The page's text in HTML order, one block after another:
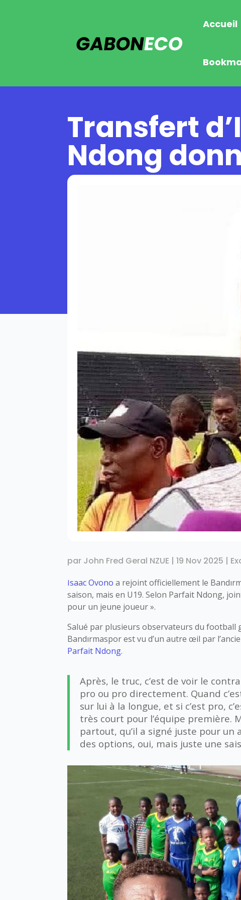
Accueil
Transfert
Ndong
par John Fred Geral NZUE |19 Nov 2025 |
Isaac Ovono a rejoint officiellement le
saison, mais en U19. Selon Parfait Ndong,
pour un jeune joueur ».
Salué par plusieurs observateurs du football
Bandırmaspor est vu d’un autre œil par
Parfait Ndong.
Après, le truc, c’est de voir le
pro ou pro directement. Quand
sur lui à la longue, et si c’est pro,
très court pour l’équipe première.
partout, qu’il a signé juste pour un
des options, oui, mais juste une